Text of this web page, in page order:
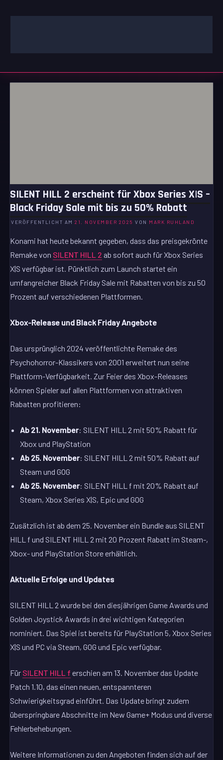
Inhalt
SILENT HILL 2 erscheint für Xbox Series X|S –
Black Friday Sale mit bis zu 50% Rabatt
VERÖFFENTLICHT AM21. NOVEMBER 2025 VON MARK RUHLAND
Konami hat heute bekannt gegeben, dass das preisgekrönte
Remake von SILENT HILL 2 ab sofort auch für Xbox Series
X|S verfügbar ist. Pünktlich zum Launch startet ein
umfangreicher Black Friday Sale mit Rabatten von bis zu 50
Prozent auf verschiedenen Plattformen.
Xbox-Release und Black Friday Angebote
Das ursprünglich 2024 veröffentlichte Remake des
Psychohorror-Klassikers von 2001 erweitert nun seine
Plattform-Verfügbarkeit. Zur Feier des Xbox-Releases
können Spieler auf allen Plattformen von attraktiven
Rabatten profitieren:
Ab 21. November: SILENT HILL 2 mit 50% Rabatt für
Xbox und PlayStation
Ab 25. November: SILENT HILL 2 mit 50% Rabatt auf
Steam und GOG
Ab 25. November: SILENT HILL f mit 20% Rabatt auf
Steam, Xbox Series X|S, Epic und GOG
Zusätzlich ist ab dem 25. November ein Bundle aus SILENT
HILL f und SILENT HILL 2 mit 20 Prozent Rabatt im Steam-,
Xbox- und PlayStation Store erhältlich.
Aktuelle Erfolge und Updates
SILENT HILL 2 wurde bei den diesjährigen Game Awards und
Golden Joystick Awards in drei wichtigen Kategorien
nominiert. Das Spiel ist bereits für PlayStation 5, Xbox Series
X|S und PC via Steam, GOG und Epic verfügbar.
Für SILENT HILL f erschien am 13. November das Update
Patch 1.10, das einen neuen, entspannteren
Schwierigkeitsgrad einführt. Das Update bringt zudem
überspringbare Abschnitte im New Game+ Modus und diverse
Fehlerbehebungen.
Weitere Informationen zu den Angeboten finden sich auf der